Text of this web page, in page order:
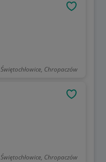
Świętochłowice, Chropaczów
Świętochłowice, Chropaczów